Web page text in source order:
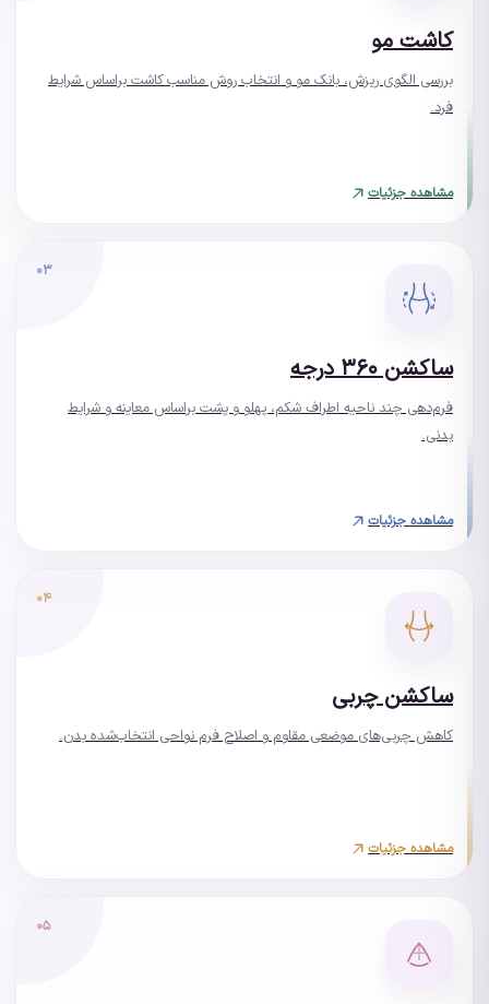
کاشت مو
بررسی الگوی ریزش، بانک مو و انتخاب روش مناسب کاشت براساس شرایط
فرد.
مشاهده جزئیات
۰۳
ساکشن ۳۶۰ درجه
فرم‌دهی چند ناحیه اطراف شکم، پهلو و پشت براساس معاینه و شرایط
بدنی.
مشاهده جزئیات
۰۴
ساکشن چربی
کاهش چربی‌های موضعی مقاوم و اصلاح فرم نواحی انتخاب‌شده بدن.
مشاهده جزئیات
۰۵